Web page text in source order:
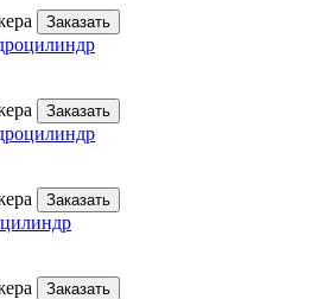
Заказать
Заказать
Заказать
Заказать